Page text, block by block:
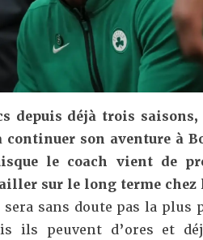
depuis déjà trois
continuer son aventure à
le coach vient de
sur le long terme chez
sera sans doute pas la plus
ils peuvent d’ores et